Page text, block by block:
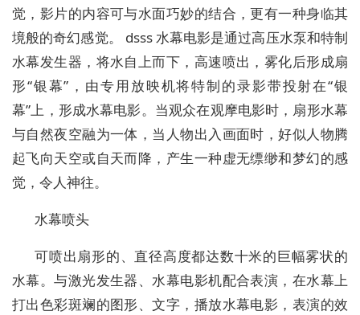
觉，影片的内容可与水面巧妙的结合，更有一种身临其
境般的奇幻感觉。 dsss 水幕电影是通过高压水泵和特制
水幕发生器，将水自上而下，高速喷出，雾化后形成扇
形“银幕”，由专用放映机将特制的录影带投射在“银
幕”上，形成水幕电影。当观众在观摩电影时，扇形水幕
与自然夜空融为一体，当人物出入画面时，好似人物腾
起飞向天空或自天而降，产生一种虚无缥缈和梦幻的感
觉，令人神往。
水幕喷头
可喷出扇形的、直径高度都达数十米的巨幅雾状的
水幕。与激光发生器、水幕电影机配合表演，在水幕上
打出色彩斑斓的图形、文字，播放水幕电影，表演的效